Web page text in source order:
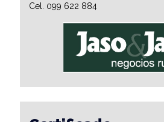
Cel. 099 622 884